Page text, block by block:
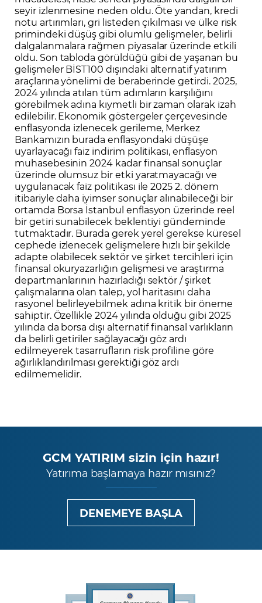
seyir izlenmesine neden oldu. Öte yandan, kredi
notu artırımları, gri listeden çıkılması ve ülke risk
primindeki düşüş gibi olumlu gelişmeler, belirli
dalgalanmalara rağmen piyasalar üzerinde etkili
oldu. Son tabloda görüldüğü gibi de yaşanan bu
gelişmeler BİST100 dışındaki alternatif yatırım
araçlarına yönelimi de beraberinde getirdi. 2025,
2024 yılında atılan tüm adımların karşılığını
görebilmek adına kıymetli bir zaman olarak izah
edilebilir. Ekonomik göstergeler çerçevesinde
enflasyonda izlenecek gerileme, Merkez
Bankamızın burada enflasyondaki düşüşe
uyarlayacağı faiz indirim politikası, enflasyon
muhasebesinin 2024 kadar finansal sonuçlar
üzerinde olumsuz bir etki yaratmayacağı ve
uygulanacak faiz politikası ile 2025 2. dönem
itibariyle daha iyimser sonuçlar alınabileceği bir
ortamda Borsa İstanbul enflasyon üzerinde reel
bir getiri sunabilecek beklentiyi gündeminde
tutmaktadır. Burada gerek yerel gerekse küresel
cephede izlenecek gelişmelere hızlı bir şekilde
adapte olabilecek sektör ve şirket tercihleri için
finansal okuryazarlığın gelişmesi ve araştırma
departmanlarının hazırladığı sektör / şirket
çalışmalarına olan talep, yol haritasını daha
rasyonel belirleyebilmek adına kritik bir öneme
sahiptir. Özellikle 2024 yılında olduğu gibi 2025
yılında da borsa dışı alternatif finansal varlıkların
da belirli getiriler sağlayacağı göz ardı
edilmeyerek tasarrufların risk profiline göre
ağırlıklandırılması gerektiği göz ardı
edilmemelidir.
GCM YATIRIM sizin için hazır!
Yatırıma başlamaya hazır mısınız?
DENEMEYE BAŞLA